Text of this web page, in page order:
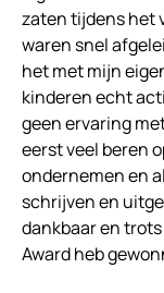
zaten tijdens het
waren snel
het met mijn
kinderen echt
geen ervaring
eerst veel beren
ondernemen en
schrijven en
dankbaar en
Award heb